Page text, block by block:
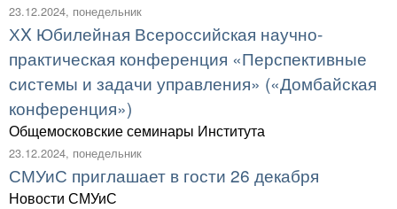
23.12.2024, понедельник
ХX Юбилейная Всероссийская научно-
практическая конференция «Перспективные
системы и задачи управления» («Домбайская
конференция»)
Общемосковские семинары Института
23.12.2024, понедельник
СМУиС приглашает в гости 26 декабря
Новости СМУиС